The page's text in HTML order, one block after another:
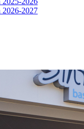
2026-2027